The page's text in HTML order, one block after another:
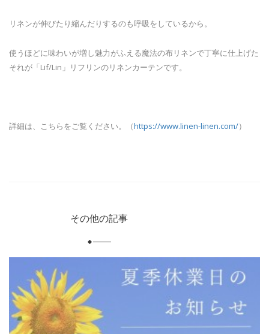
リネンが伸びたり縮んだりするのも呼吸をしているから。
使うほどに味わいが増し魅力がふえる魔法の布リネンで丁寧に仕上げた
それが「Lif/Lin」リフリンのリネンカーテンです。
詳細は、こちらをご覧ください。（https://www.linen-linen.com/）
その他の記事